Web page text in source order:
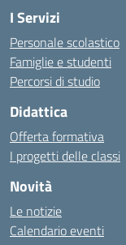
I Servizi
Personale scolastico
Famiglie e studenti
Percorsi di studio
Didattica
Offerta formativa
I progetti delle classi
Novità
Le notizie
Calendario eventi